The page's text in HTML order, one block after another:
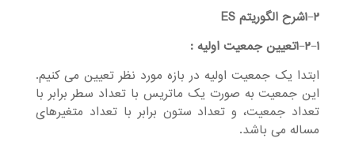
۱−۲شرح الگوریتم
ES
۱−۲−۱تعیین جمعیت اولیه :
ابتدا یک جمعیت اولیه در بازه مورد نظر تعیین می کنیم.
این جمعیت به صورت یک ماتریس با تعداد سطر برابر با
تعداد جمعیت، و تعداد ستون برابر با تعداد متغیرهای
مساله می باشد.